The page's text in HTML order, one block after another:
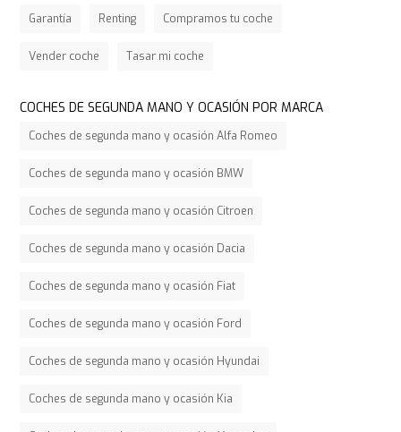
Garantía Renting Compramos tu coche
Vender coche Tasar mi coche
COCHES DE SEGUNDA MANO Y OCASIÓN POR MARCA
Coches de segunda mano y ocasión Alfa Romeo
Coches de segunda mano y ocasión BMW
Coches de segunda mano y ocasión Citroen
Coches de segunda mano y ocasión Dacia
Coches de segunda mano y ocasión Fiat
Coches de segunda mano y ocasión Ford
Coches de segunda mano y ocasión Hyundai
Coches de segunda mano y ocasión Kia